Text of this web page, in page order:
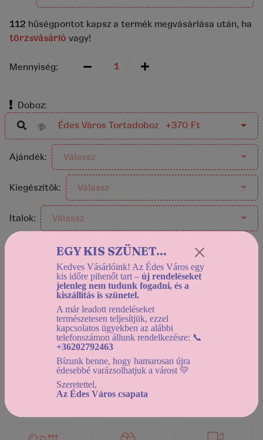
112 hűségpontot kapsz a termék megvásárlása után, ha
törzsvásárló vagy!
Mennyiség:
Doboz:
Édes Város Tortadoboz +370 Ft
Ajándék: Válassz
Kiegészítők: Válassz
Italok: Válassz
Helyszíni átvétel:
2026-08-13 12:30-tól
Házhozszállítás:
2026-08-13 12:30-tól
Használd adátumszűrőt , az elérhető kínálat
megtekintéséhez!
vissza a kínálathoz
EGY KIS SZÜNET...
Kedves Vásárlóink! Az Édes Város egy
kis időre pihenőt tart – új rendeléseket
jelenleg nem tudunk fogadni, és a
kiszállítás is szünetel.
A már leadott rendeléseket
természetesen teljesítjük, ezzel
kapcsolatos ügyekben az alábbi
telefonszámon állunk rendelkezésre: 📞
+36202792463
Bízunk benne, hogy hamarosan újra
édesebbé varázsolhatjuk a várost 💛
Szeretettel,
Az Édes Város csapata